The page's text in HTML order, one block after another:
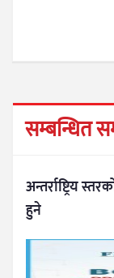
सम्बन्धित
अन्तर्राष्ट्रिय
हुने